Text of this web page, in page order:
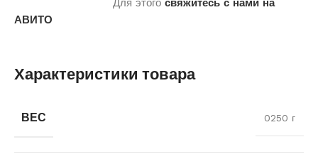
Для этого свяжитесь с нами на
АВИТО
Характеристики товара
ВЕС 0250 г